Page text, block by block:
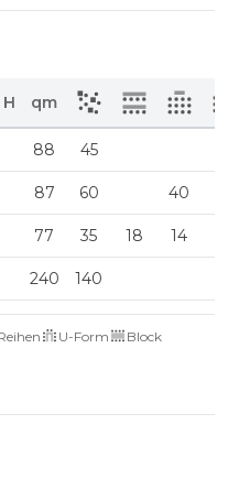
H qm
88 45
87 60 40
77 35 18 14
240 140
U-Form
Block